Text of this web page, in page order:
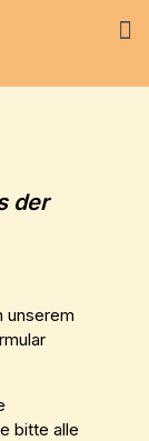
der
unserem
bitte alle